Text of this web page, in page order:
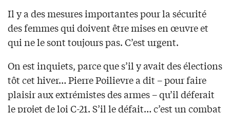
Il y a des mesures importantes pour la sécurité
des femmes qui doivent être mises en œuvre et
qui ne le sont toujours pas. C’est urgent.
On est inquiets, parce que s’il y avait des élections
tôt cet hiver… Pierre Poilievre a dit – pour faire
plaisir aux extrémistes des armes – qu’il déferait
le projet de loi C-21. S’il le défait… c’est un combat